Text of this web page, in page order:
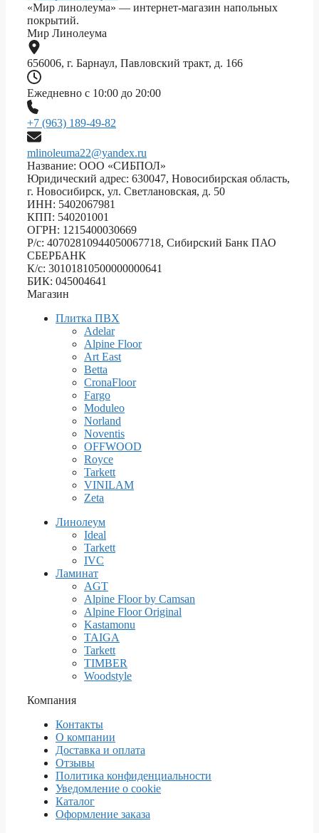
«Мир линолеума» — интернет-магазин напольных
покрытий.
Мир Линолеума
656006, г. Барнаул, Павловский тракт, д. 166
Ежедневно с 10:00 до 20:00
+7 (963) 189-49-82
mlinoleuma22@yandex.ru
Название: ООО «СИБПОЛ»
Юридический адрес: 630047, Новосибирская область,
г. Новосибирск, ул. Светлановская, д. 50
ИНН: 5402067981
КПП: 540201001
ОГРН: 1215400030669
Р/с: 40702810944050067718, Сибирский Банк ПАО
СБЕРБАНК
К/с: 30101810500000000641
БИК: 045004641
Магазин
Плитка ПВХ
Adelar
Alpine Floor
Art East
Betta
CronaFloor
Fargo
Moduleo
Norland
Noventis
OFFWOOD
Royce
Tarkett
VINILAM
Zeta
Линолеум
Ideal
Tarkett
IVC
Ламинат
AGT
Alpine Floor by Camsan
Alpine Floor Original
Kastamonu
TAIGA
Tarkett
TIMBER
Woodstyle
Компания
Контакты
О компании
Доставка и оплата
Отзывы
Политика конфиденциальности
Уведомление о cookie
Каталог
Оформление заказа